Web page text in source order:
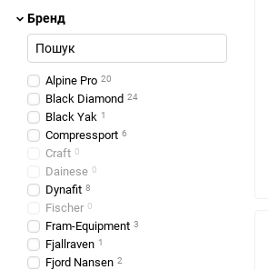
Бренд
Alpine Pro 20
Black Diamond 24
Black Yak 1
Compressport 6
Craft 0
Dainese 0
Dynafit 8
Fischer 0
Fram-Equipment 3
Fjallraven 1
Fjord Nansen 2